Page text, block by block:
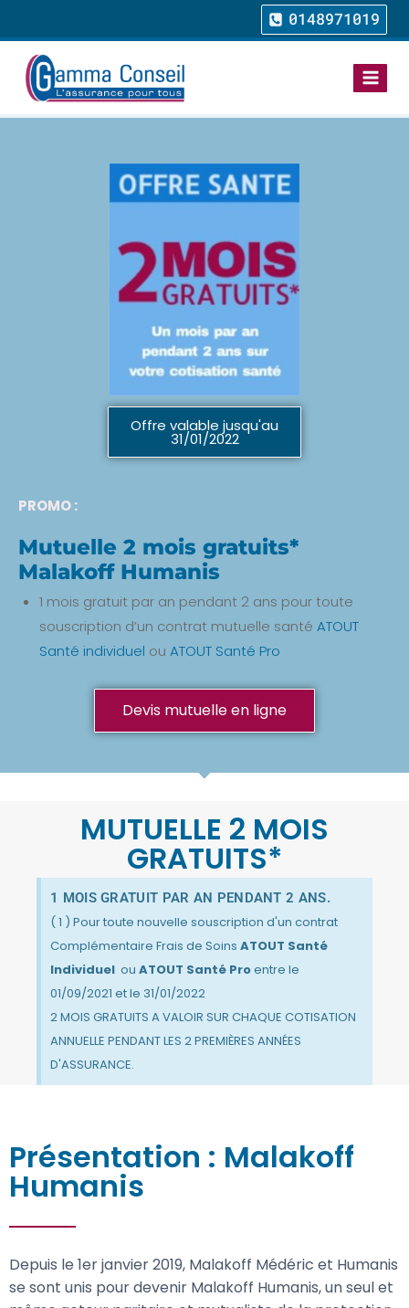
0148971019
PROMO :
Mutuelle 2 mois gratuits*
Malakoff Humanis
1 mois gratuit par an pendant 2 ans pour toute
souscription d’un contrat mutuelle santé ATOUT
Santé individuel ou ATOUT Santé Pro
Devis mutuelle en ligne
Offre valable jusqu'au
31/01/2022
MUTUELLE 2 MOIS
GRATUITS*
1 MOIS GRATUIT PAR AN PENDANT 2 ANS.
( 1 ) Pour toute nouvelle souscription d'un contrat
Complémentaire Frais de Soins ATOUT Santé
Individuel ou ATOUT Santé Proentre le
01/09/2021 et le 31/01/2022
2 MOIS GRATUITS A VALOIR SUR CHAQUE COTISATION
ANNUELLE PENDANT LES 2 PREMIÈRES ANNÉES
D'ASSURANCE.
Présentation : Malakoff
Humanis
Depuis le 1er janvier 2019, Malakoff Médéric et Humanis
se sont unis pour devenir Malakoff Humanis, un seul et